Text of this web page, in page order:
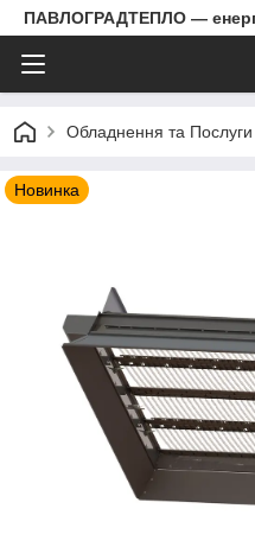
ПАВЛОГРАДТЕПЛО —
Обладнення та Послуги
Новинка